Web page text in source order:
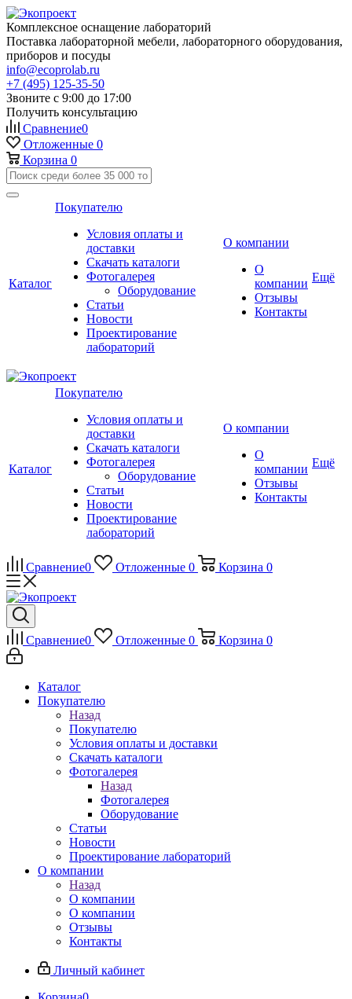
Комплексное оснащение лабораторий
Поставка лабораторной мебели, лабораторного оборудования,
приборов и посуды
info@ecoprolab.ru
+7 (495) 125-35-50
Звоните с 9:00 до 17:00
Получить консультацию
Сравнение0
Отложенные 0
Корзина 0
Каталог
Покупателю
Условия оплаты и
доставки
Скачать каталоги
Фотогалерея
Оборудование
Статьи
Новости
Проектирование
лабораторий
О компании
О
компании
Отзывы
Контакты
Ещё
Каталог
Покупателю
Условия оплаты и
доставки
Скачать каталоги
Фотогалерея
Оборудование
Статьи
Новости
Проектирование
лабораторий
О компании
О
компании
Отзывы
Контакты
Ещё
Сравнение0 Отложенные 0 Корзина 0
Сравнение0 Отложенные 0 Корзина 0
Каталог
Покупателю
Назад
Покупателю
Условия оплаты и доставки
Скачать каталоги
Фотогалерея
Назад
Фотогалерея
Оборудование
Статьи
Новости
Проектирование лабораторий
О компании
Назад
О компании
О компании
Отзывы
Контакты
Личный кабинет